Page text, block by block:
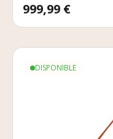
Prix
999,99 €
DISPONIBLE